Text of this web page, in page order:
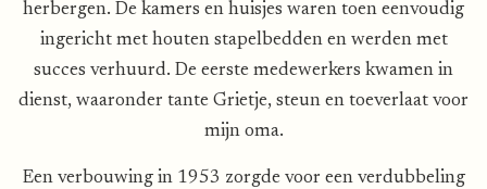
herbergen. De kamers en huisjes waren toen eenvoudig
ingericht met houten stapelbedden en werden met
succes verhuurd. De eerste medewerkers kwamen in
dienst, waaronder tante Grietje, steun en toeverlaat voor
mijn oma.
Een verbouwing in 1953 zorgde voor een verdubbeling